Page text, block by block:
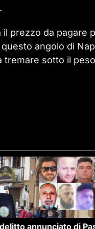
il prezzo da pagare
angolo di
tremare sotto il
annunciato di